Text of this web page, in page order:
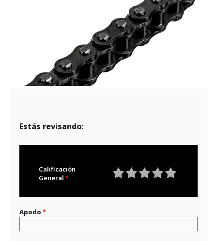
Estás revisando:
Calificación
General
Apodo